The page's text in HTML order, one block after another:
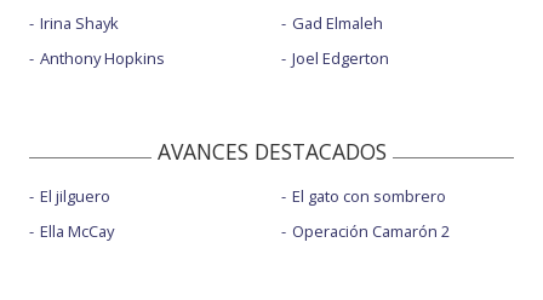
Irina Shayk
Anthony Hopkins
Gad Elmaleh
Joel Edgerton
AVANCES DESTACADOS
El jilguero
Ella McCay
El gato con sombrero
Operación Camarón 2